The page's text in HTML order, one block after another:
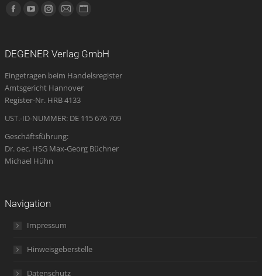
Finden Sie uns auf:
Facebook
new
window
YouTube
new
window
Instagram
new
window
E-
opens
in
new
Website
new
DEGENER Verlag GmbH
Eingetragen beim Handelsregister
Amtsgericht Hannover
Register-Nr. HRB 4133
UST.-ID-NUMMER: DE 115 676 709
Geschäftsführung:
Dr. oec. HSG Max-Georg Büchner
Michael Hühn
Navigation
Impressum
Hinweisgeberstelle
Datenschutz